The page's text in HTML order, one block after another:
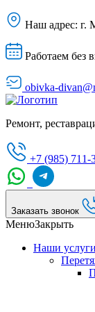
Наш адрес: г.
Работаем без
obivka-
Ремонт,
+7 (985) 711-
Заказать звонок
МенюЗакрыть
Наши услуги